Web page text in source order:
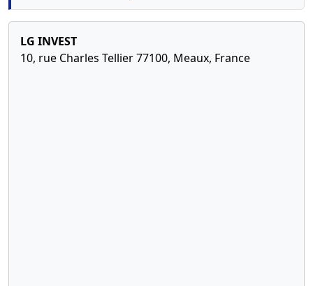
LG INVEST
10, rue Charles Tellier 77100, Meaux, France